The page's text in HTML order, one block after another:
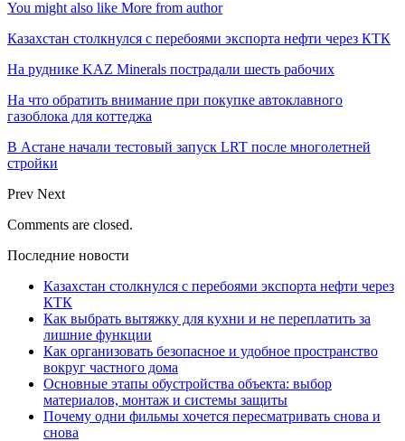
You might also like More from author
Казахстан столкнулся с перебоями экспорта нефти через КТК
На руднике KAZ Minerals пострадали шесть рабочих
На что обратить внимание при покупке автоклавного
газоблока для коттеджа
В Астане начали тестовый запуск LRT после многолетней
стройки
Prev Next
Comments are closed.
Последние новости
Казахстан столкнулся с перебоями экспорта нефти через
КТК
Как выбрать вытяжку для кухни и не переплатить за
лишние функции
Как организовать безопасное и удобное пространство
вокруг частного дома
Основные этапы обустройства объекта: выбор
материалов, монтаж и системы защиты
Почему одни фильмы хочется пересматривать снова и
снова